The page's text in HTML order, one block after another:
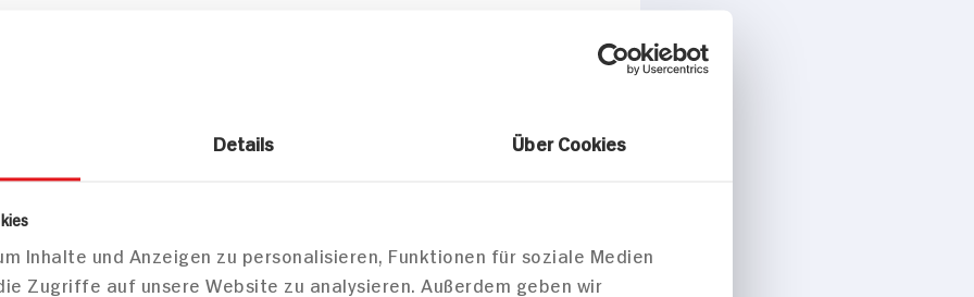
Details Über Cookies
Inhalte und Anzeigen zu personalisieren, Funktionen für soziale Medien
Zugriffe auf unsere Website zu analysieren. Außerdem geben wir
Markt finden